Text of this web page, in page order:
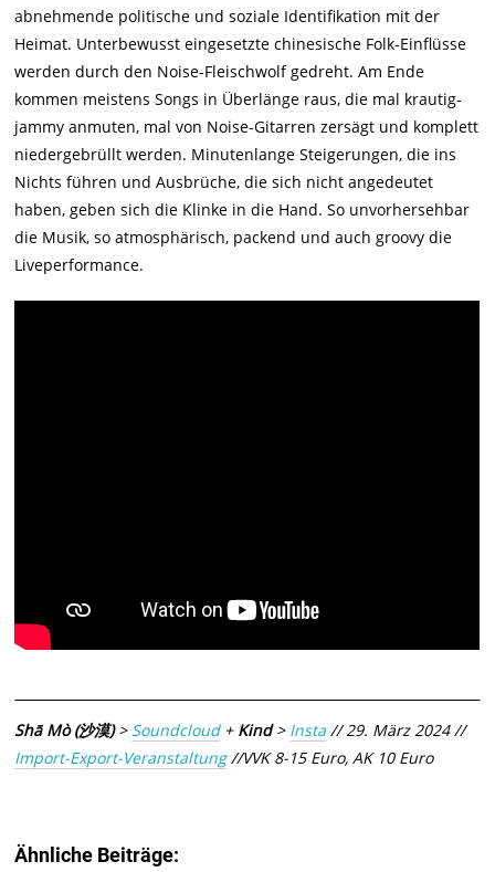
abnehmende politische und soziale Identifikation mit der
Heimat. Unterbewusst eingesetzte chinesische Folk-Einflüsse
werden durch den Noise-Fleischwolf gedreht. Am Ende
kommen meistens Songs in Überlänge raus, die mal krautig-
jammy anmuten, mal von Noise-Gitarren zersägt und komplett
niedergebrüllt werden. Minutenlange Steigerungen, die ins
Nichts führen und Ausbrüche, die sich nicht angedeutet
haben, geben sich die Klinke in die Hand. So unvorhersehbar
die Musik, so atmosphärisch, packend und auch groovy die
Liveperformance.
Shā Mò (沙漠)> Soundcloud+ Kind> Insta // 29. März 2024 //
Import-Export-Veranstaltung//VVK 8-15 Euro, AK 10 Euro
Ähnliche Beiträge: